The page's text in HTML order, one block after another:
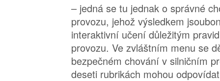
– jedná se tu jednak o správné
provozu, jehož výsledkem
interaktivní učení důležitým
provozu. Ve zvláštním menu se
bezpečném chování v silničním
deseti rubrikách mohou